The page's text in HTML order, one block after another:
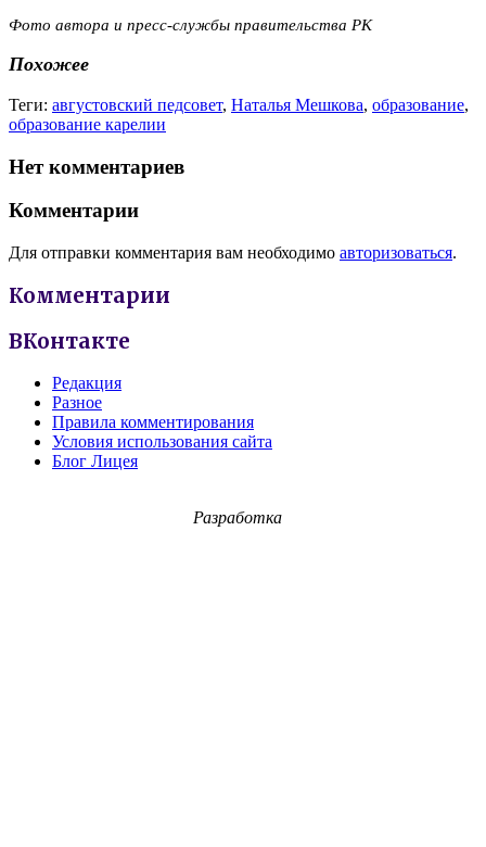
Фото автора и пресс-службы правительства РК
Похожее
Теги: августовский педсовет, Наталья Мешкова, образование,
образование карелии
Нет комментариев
Комментарии
Для отправки комментария вам необходимо авторизоваться.
Комментарии
ВКонтакте
Редакция
Разное
Правила комментирования
Условия использования сайта
Блог Лицея
Разработка